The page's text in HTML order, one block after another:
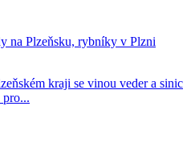
na Plzeňsku, rybníky v Plzni
kraji se vinou veder a sinic
pro...